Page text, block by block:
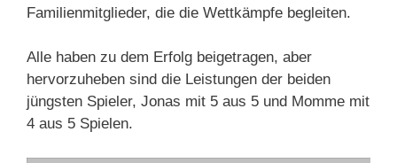
Familienmitglieder, die die Wettkämpfe begleiten.
Alle haben zu dem Erfolg beigetragen, aber
hervorzuheben sind die Leistungen der beiden
jüngsten Spieler, Jonas mit 5 aus 5 und Momme mit
4 aus 5 Spielen.